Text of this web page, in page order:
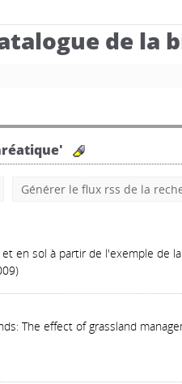
de la
Générer le flux rss de la
en sol à partir de l'exemple de
The effect of grassland